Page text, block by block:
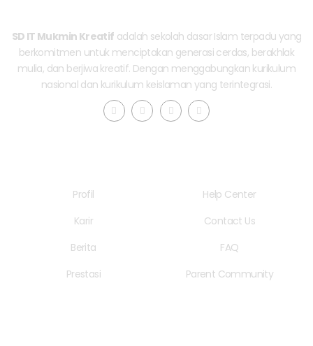
SD IT Mukmin Kreatif adalah sekolah dasar Islam terpadu yang
berkomitmen untuk menciptakan generasi cerdas, berakhlak
mulia, dan berjiwa kreatif. Dengan menggabungkan kurikulum
nasional dan kurikulum keislaman yang terintegrasi.
F
a
T
w
I
n
Y
o
Profil
Karir
Berita
Prestasi
Help Center
Contact Us
FAQ
Parent Community